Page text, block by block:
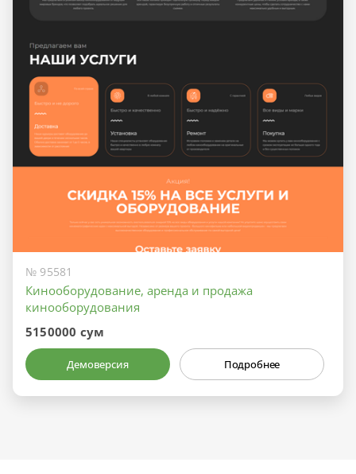
№ 95581
Кинооборудование, аренда и продажа
кинооборудования
5150000 сум
Демоверсия Подробнее